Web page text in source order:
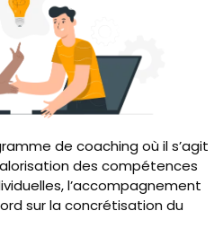
de coaching où il s’agit
des compétences
l’accompagnement
sur la concrétisation du